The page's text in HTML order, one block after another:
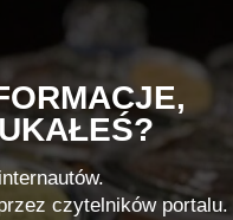
czytelników portalu.